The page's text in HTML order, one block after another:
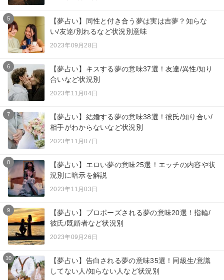
5
【夢占い】同性と付き合う夢は実は吉夢？知らな
い/友達/別れるなど状況別意味
2023年09月28日
6
【夢占い】キスする夢の意味37選！友達/異性/知り
合いなど状況別
2023年11月04日
7
【夢占い】結婚する夢の意味38選！彼氏/知り合い/
相手がわからないなど状況別
2023年11月07日
8
【夢占い】エロい夢の意味25選！エッチの内容や状
況別に暗示を解説
2023年11月03日
9
【夢占い】プロポーズされる夢の意味20選！指輪/
彼氏/既婚者など状況別
2023年09月26日
10
【夢占い】告白される夢の意味35選！同級生/意識
してない人/知らない人など状況別